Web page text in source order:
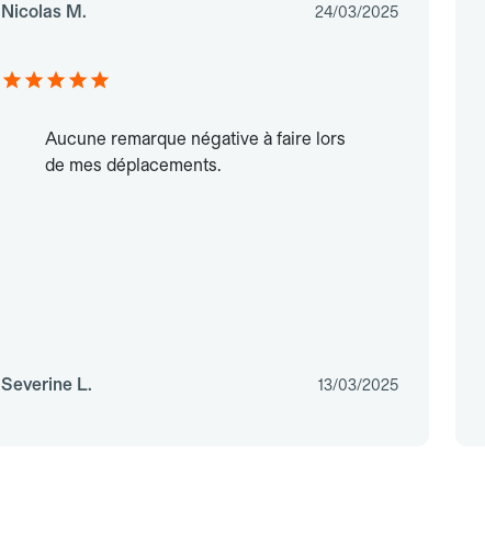
Nicolas M. 24/03/2025
Aucune remarque négative à faire lors
de mes déplacements.
Severine L. 13/03/2025